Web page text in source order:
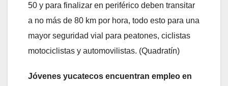
50 y para finalizar en periférico deben transitar
a no más de 80 km por hora, todo esto para una
mayor seguridad vial para peatones, ciclistas
motociclistas y automovilistas. (Quadratín)
Jóvenes yucatecos encuentran empleo en